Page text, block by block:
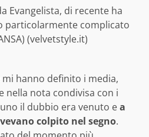
Evangelista, di recente ha
complicato
(velvetstyle.it)
hanno definito i media,
nella nota condivisa con i
il dubbio era venuto ea
colpito nel segno.